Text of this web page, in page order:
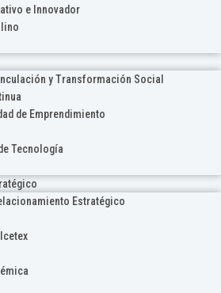
e Innovador
y Transformación Social
de Emprendimiento
Tecnología
Estratégico